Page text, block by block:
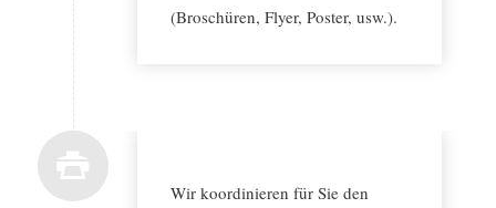
(Broschüren, Flyer, Poster, usw.).
Wir koordinieren für Sie den